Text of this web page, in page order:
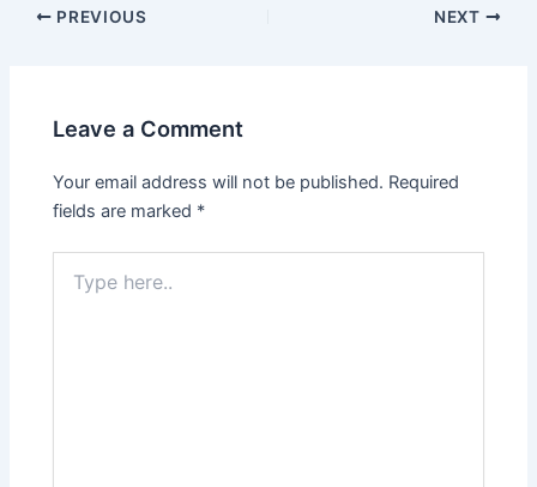
PREVIOUS NEXT
Leave a Comment
Your email address will not be published. Required
fields are marked *
here..